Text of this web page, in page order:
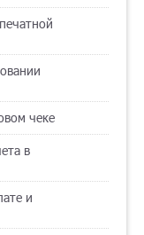
чеке
в
и